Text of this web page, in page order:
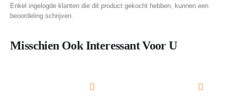
Enkel ingelogde klanten die dit product gekocht hebben, kunnen een
beoordeling schrijven.
Misschien Ook Interessant Voor U